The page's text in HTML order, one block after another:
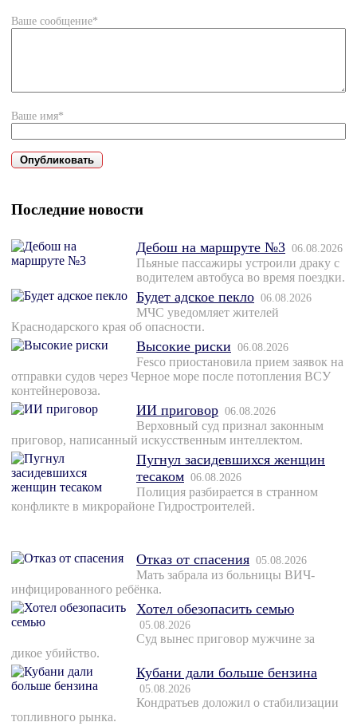
Ваше сообщение*
Ваше имя*
Последние новости
Дебош на маршруте №3 06.08.2026
Пьяные пассажиры устроили драку с
водителем автобуса во время поездки.
Будет адское пекло 06.08.2026
МЧС уведомляет жителей
Краснодарского края об опасности.
Высокие риски 06.08.2026
Fesco приостановила прием заявок на
отправки судов через Черное море после потопления ВСУ
контейнеровоза.
ИИ приговор 06.08.2026
Верховный суд признал законным
приговор, написанный искусственным интеллектом.
Пугнул засидевшихся женщин
тесаком 06.08.2026
Полиция разбирается в странном
конфликте в микрорайоне Гидростроителей.
Отказ от спасения 05.08.2026
Мать забрала из больницы ВИЧ-
инфицированного ребёнка.
Хотел обезопасить семью
05.08.2026
Суд вынес приговор мужчине за
дикое убийство.
Кубани дали больше бензина
05.08.2026
Кондратьев доложил о стабилизации
топливного рынка.